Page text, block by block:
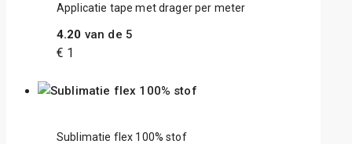
Applicatie tape met drager per meter
4.20 van de 5
€ 1
Sublimatie flex 100% stof